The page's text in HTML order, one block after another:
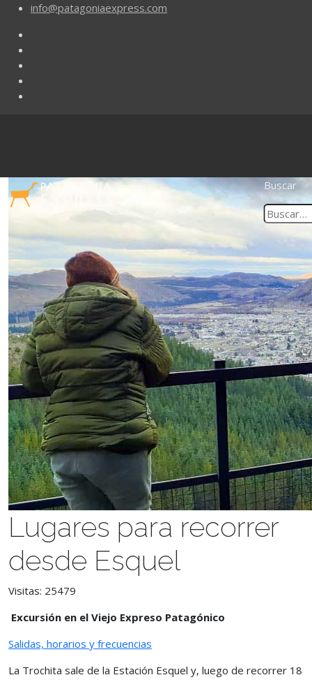
info@patagoniaexpress.com
Buscar
Lugares para recorrer
desde Esquel
Visitas: 25479
Excursión en el Viejo Expreso Patagónico
Salidas, horarios y frecuencias
La Trochita sale de la Estación Esquel y, luego de recorrer 18